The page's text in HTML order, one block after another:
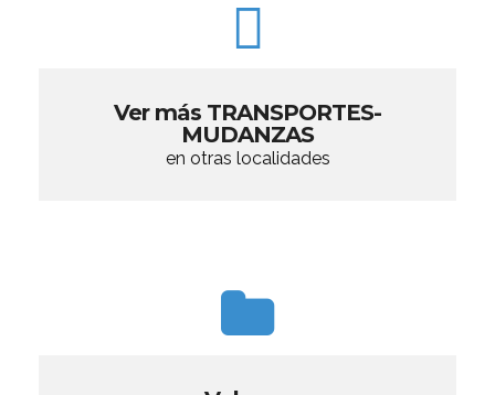
Ver más TRANSPORTES-
MUDANZAS
en otras localidades